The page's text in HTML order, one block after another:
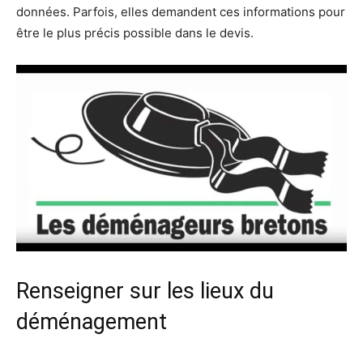
données. Parfois, elles demandent ces informations pour
être le plus précis possible dans le devis.
Renseigner sur les lieux du
déménagement